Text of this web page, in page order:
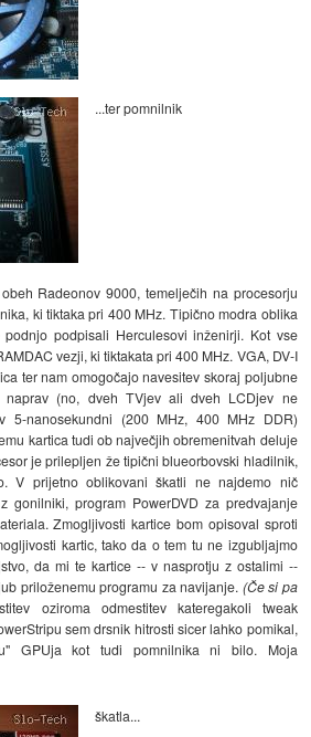
...ter pomnilnik
Radeonov 9000, temelječih na procesorju
ki tiktaka pri 400 MHz. Tipično modra oblika
podpisali Herculesovi inženirji. Kot vse
vezji, ki tiktakata pri 400 MHz. VGA, DV-I
ter nam omogočajo navesitev skoraj poljubne
naprav (no, dveh TVjev ali dveh LCDjev ne
5-nanosekundni (200 MHz, 400 MHz DDR)
kartica tudi ob največjih obremenitvah deluje
je prilepljen že tipični blueorbovski hladilnik,
V prijetno oblikovani škatli ne najdemo nič
gonilniki, program PowerDVD za predvajanje
Zmogljivosti kartice bom opisoval sproti
kartic, tako da o tem tu ne izgubljajmo
da mi te kartice -- v nasprotju z ostalimi --
priloženemu programu za navijanje. (Če si pa
oziroma odmestitev kateregakoli tweak
sem drsnik hitrosti sicer lahko pomikal,
GPUja kot tudi pomnilnika ni bilo. Moja
škatla...